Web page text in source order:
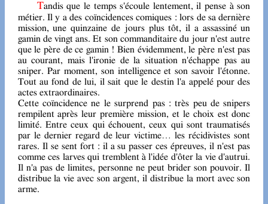
Tandis que le temps s'écoule lentement, il pense à son
métier. Il y a des coïncidences comiques : lors de sa dernière
mission, une quinzaine de jours plus tôt, il a assassiné un
gamin de vingt ans. Et son commanditaire du jour n'est autre
que le père de ce gamin ! Bien évidemment, le père n'est pas
au courant, mais l'ironie de la situation n'échappe pas au
sniper. Par moment, son intelligence et son savoir l'étonne.
Tout au fond de lui, il sait que le destin l'a appelé pour des
actes extraordinaires.
Cette coïncidence ne le surprend pas : très peu de snipers
rempilent après leur première mission, et le choix est donc
limité. Entre ceux qui échouent, ceux qui sont traumatisés
par le dernier regard de leur victime… les récidivistes sont
rares. Il se sent fort : il a su passer ces épreuves, il n'est pas
comme ces larves qui tremblent à l'idée d'ôter la vie d'autrui.
Il n'a pas de limites, personne ne peut brider son pouvoir. Il
distribue la vie avec son argent, il distribue la mort avec son
arme.